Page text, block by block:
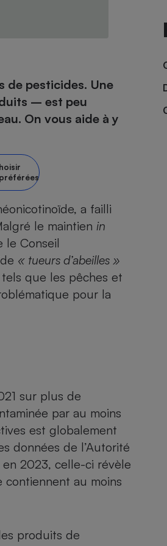
de pesticides. Une
– est peu
On vous aide à y
a failli
le maintien in
le Conseil
« tueurs d’abeilles »
que les pêches et
pour la
sur plus de
par au moins
est globalement
données de l’Autorité
en 2023, celle-ci révèle
contiennent au moins
produits de
une